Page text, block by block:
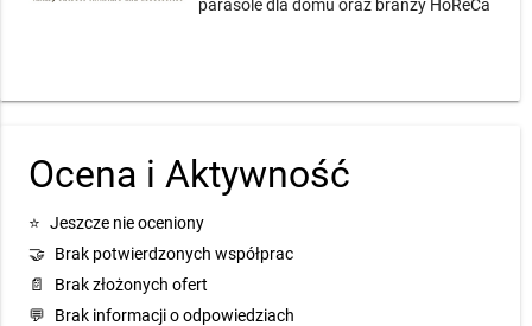
parasole dla domu oraz branży HoReCa
Ocena i Aktywność
⭐ Jeszcze nie oceniony
🤝 Brak potwierdzonych współprac
📄
Brak złożonych ofert
💬
Brak informacji o odpowiedziach